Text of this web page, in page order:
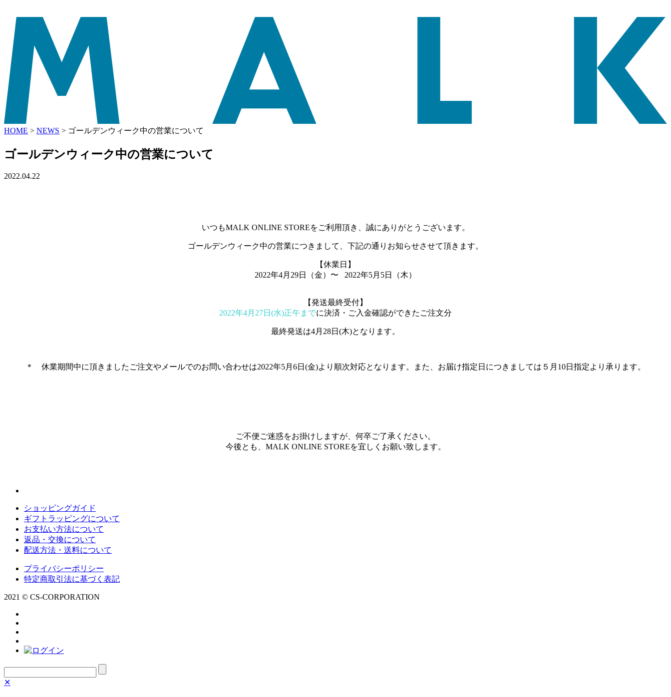
HOME > NEWS > ゴールデンウィーク中の営業について
ゴールデンウィーク中の営業について
2022.04.22
いつもMALK ONLINE STOREをご利用頂き、誠にありがとうございます。
ゴールデンウィーク中の営業につきまして、下記の通りお知らせさせて頂きます。
【休業日】
2022年4月29日（金）〜 2022年5月5日（木）
【発送最終受付】
2022年4月27日(水)正午までに決済・ご入金確認ができたご注文分
最終発送は4月28日(木)となります。
＊ 休業期間中に頂きましたご注文やメールでのお問い合わせは2022年5月6日(金)より順次対応となります。また、お届け指定日につきましては５月10日指定より承ります。
ご不便ご迷惑をお掛けしますが、何卒ご了承ください。
今後とも、MALK ONLINE STOREを宜しくお願い致します。
ショッピングガイド
ギフトラッピングについて
お支払い方法について
返品・交換について
配送方法・送料について
プライバシーポリシー
特定商取引法に基づく表記
2021 © CS-CORPORATION
✕